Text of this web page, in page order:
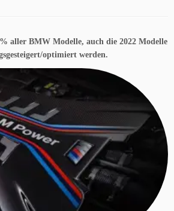
aller BMW Modelle, auch die 2022 Modelle
optimiert werden.